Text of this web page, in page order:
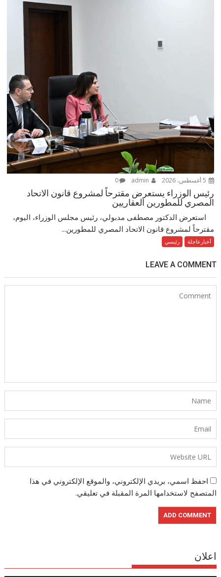
0
رئيس الوزراء يستعرض مقترحاً لمشروع قانون الاتحاد
المصري للمطورين العقاريين
استعرض الدكتور مصطفى مدبولي، رئيس مجلس الوزراء، اليوم،
مقترحاً لمشروع قانون الاتحاد المصري للمطورين...
أخبارعاجلة رئيسي
LEAVE A COMMENT
احفظ اسمي، بريدي الإلكتروني، والموقع الإلكتروني في هذا
المتصفح لاستخدامها المرة المقبلة في تعليقي.
اعلان